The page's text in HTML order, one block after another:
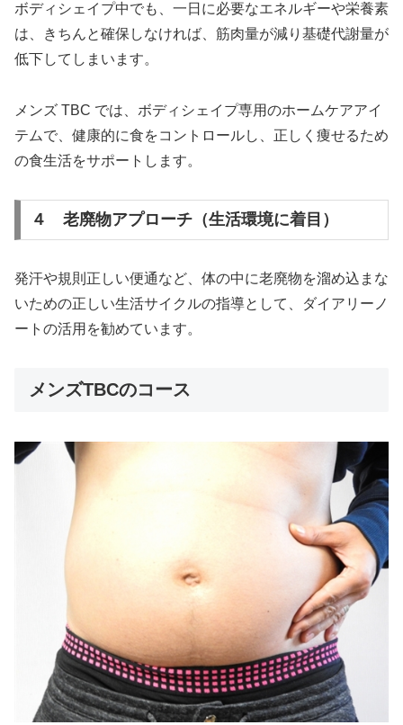
ボディシェイプ中でも、一日に必要なエネルギーや栄養素
は、きちんと確保しなければ、筋肉量が減り基礎代謝量が
低下してしまいます。
メンズ TBC では、ボディシェイプ専用のホームケアアイ
テムで、健康的に食をコントロールし、正しく痩せるため
の食生活をサポートします。
４ 老廃物アプローチ（生活環境に着目）
発汗や規則正しい便通など、体の中に老廃物を溜め込まな
いための正しい生活サイクルの指導として、ダイアリーノ
ートの活用を勧めています。
メンズTBCのコース